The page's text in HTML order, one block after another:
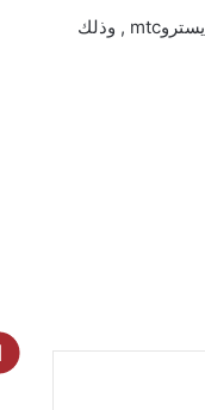
يحل النجم ” حلمى عبد الباقى ” ضيفا في إحدى حلقات برنامج( اسرار والنجوم ).. القادمة وذلك علي قناه مايستروmtc , وذلك